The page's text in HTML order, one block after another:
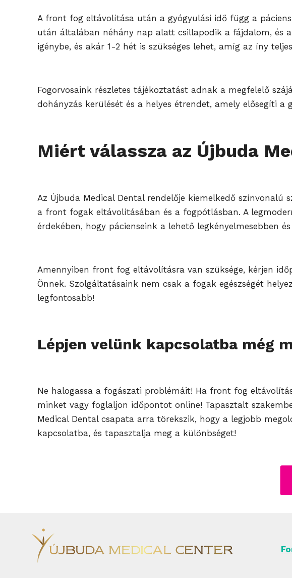
A front fog eltávolítása után a gyógyulási idő függ a
után általában néhány nap alatt csillapodik a fájdalom, és
igénybe, és akár 1-2 hét is szükséges lehet, amíg az íny
Fogorvosaink részletes tájékoztatást adnak a megfelelő
dohányzás kerülését és a helyes étrendet, amely elősegíti a
Miért válassza az Újbuda
Az Újbuda Medical Dental rendelője kiemelkedő
a front fogak eltávolításában és a fogpótlásban. A
érdekében, hogy pácienseink a lehető legkényelmesebben
Amennyiben front fog eltávolításra van szüksége, kérjen
Önnek. Szolgáltatásaink nem csak a fogak egészségét
legfontosabb!
Lépjen velünk kapcsolatba még
Ne halogassa a fogászati problémáit! Ha front fog
minket vagy foglaljon időpontot online! Tapasztalt
Medical Dental csapata arra törekszik, hogy a legjobb
kapcsolatba, és tapasztalja meg a különbséget!